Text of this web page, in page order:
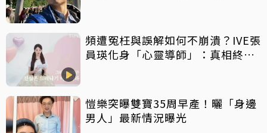
頻遭冤枉與誤解如何不崩潰？IVE張
員瑛化身「心靈導師」：真相終會
愷樂突曝雙寶35周早產！曬「身邊
男人」最新情況曝光